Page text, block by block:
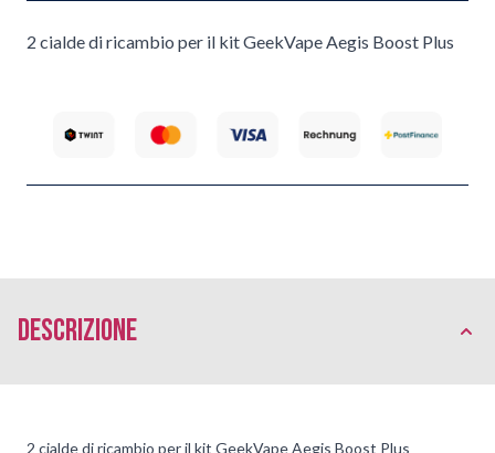
2 cialde di ricambio per il kit GeekVape Aegis Boost Plus
Descrizione
2 cialde di ricambio per il kit GeekVape Aegis Boost Plus